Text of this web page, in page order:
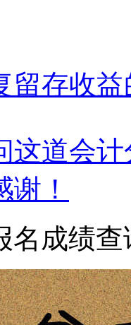
留存收
这道会
！
名 成绩查